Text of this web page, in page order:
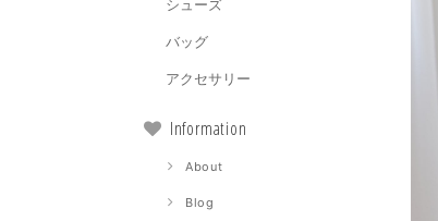
シューズ
バッグ
アクセサリー
Information
About
Blog